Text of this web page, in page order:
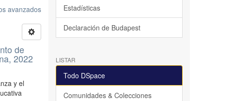
avanzados
de
2022
y el
Estadísticas
Declaración de Budapest
LISTAR
Todo DSpace
Comunidades & Colecciones